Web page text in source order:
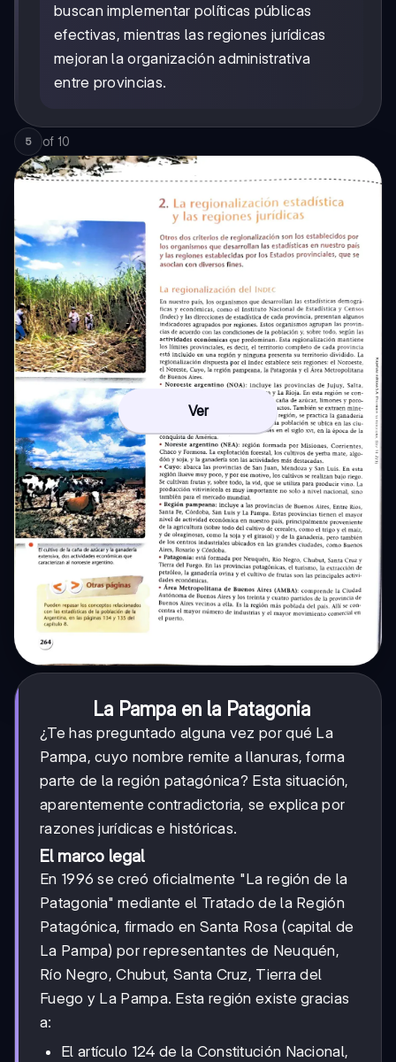
buscan implementar políticas públicas
efectivas, mientras las regiones jurídicas
mejoran la organización administrativa
entre provincias.
5 of 10
Ver
La Pampa en la Patagonia
¿Te has preguntado alguna vez por qué La
Pampa, cuyo nombre remite a llanuras, forma
parte de la región patagónica? Esta situación,
aparentemente contradictoria, se explica por
razones jurídicas e históricas.
El marco legal
En 1996 se creó oficialmente "La región de la
Patagonia" mediante el Tratado de la Región
Patagónica, firmado en Santa Rosa (capital de
La Pampa) por representantes de Neuquén,
Río Negro, Chubut, Santa Cruz, Tierra del
Fuego y La Pampa. Esta región existe gracias
a:
El artículo 124 de la Constitución Nacional,